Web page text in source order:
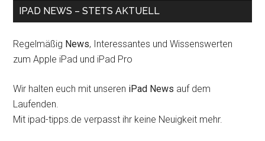
IPAD NEWS – STETS AKTUELL
Regelmäßig News, Interessantes und Wissenswerten
zum Apple iPad und iPad Pro
Wir halten euch mit unseren iPad News auf dem
Laufenden.
Mit ipad-tipps.de verpasst ihr keine Neuigkeit mehr.